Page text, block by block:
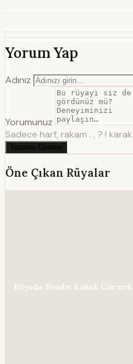
Yorum Yap
Adınız
Yorumunuz
Sadece harf, rakam . , ? !
Yorumu Gönder
Öne Çıkan Rüyalar
Rüyada Pembe Koltuk Görmek